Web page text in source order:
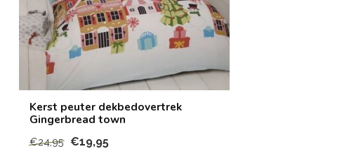
Kerst peuter dekbedovertrek
Gingerbread town
€24,95 €19,95